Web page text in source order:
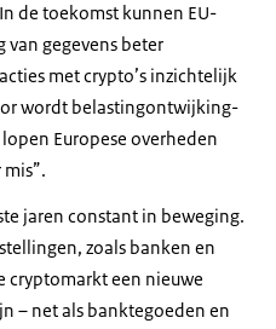
de toekomst kunnen EU-
van gegevens beter
met crypto’s inzichtelijk
wordt belastingontwijking-
Europese overheden
jaren constant in beweging.
zoals banken en
cryptomarkt een nieuwe
– net als banktegoeden en